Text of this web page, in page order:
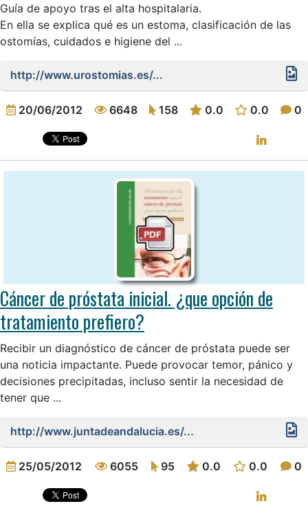
Guía de apoyo tras el alta hospitalaria.
En ella se explica qué es un estoma, clasificación de las
ostomías, cuidados e higiene del ...
http://www.urostomias.es/...
20/06/2012 6648 158 0.0 0.0 0
Cáncer de próstata inicial. ¿que opción de
tratamiento prefiero?
Recibir un diagnóstico de cáncer de próstata puede ser
una noticia impactante. Puede provocar temor, pánico y
decisiones precipitadas, incluso sentir la necesidad de
tener que ...
http://www.juntadeandalucia.es/...
25/05/2012 6055 95 0.0 0.0 0